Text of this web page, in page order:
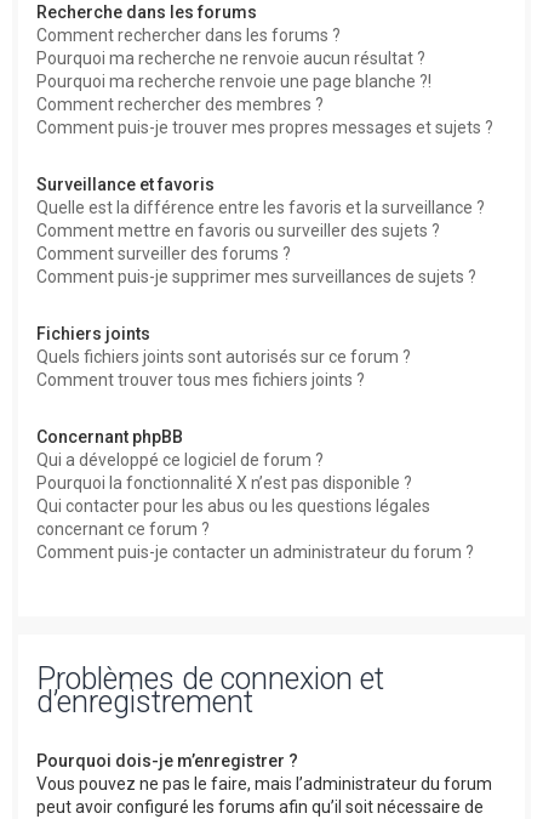
Recherche dans les forums
Comment rechercher dans les forums ?
Pourquoi ma recherche ne renvoie aucun résultat ?
Pourquoi ma recherche renvoie une page blanche ?!
Comment rechercher des membres ?
Comment puis-je trouver mes propres messages et sujets ?
Surveillance et favoris
Quelle est la différence entre les favoris et la surveillance ?
Comment mettre en favoris ou surveiller des sujets ?
Comment surveiller des forums ?
Comment puis-je supprimer mes surveillances de sujets ?
Fichiers joints
Quels fichiers joints sont autorisés sur ce forum ?
Comment trouver tous mes fichiers joints ?
Concernant phpBB
Qui a développé ce logiciel de forum ?
Pourquoi la fonctionnalité X n’est pas disponible ?
Qui contacter pour les abus ou les questions légales
concernant ce forum ?
Comment puis-je contacter un administrateur du forum ?
Problèmes de connexion et
d’enregistrement
Pourquoi dois-je m’enregistrer ?
Vous pouvez ne pas le faire, mais l’administrateur du forum
peut avoir configuré les forums afin qu’il soit nécessaire de